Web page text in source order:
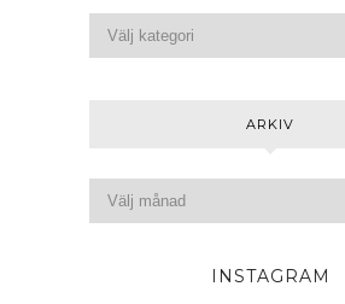
ARKIV
INSTAGRAM